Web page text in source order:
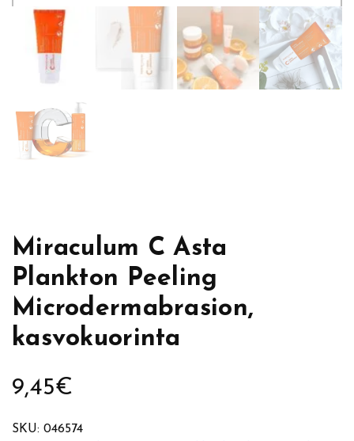
Miraculum C Asta
Plankton Peeling
Microdermabrasion,
kasvokuorinta
9,45€
SKU: 046574